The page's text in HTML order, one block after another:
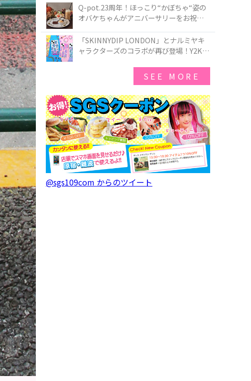
50周年アニバーサリーイヤー』を記念し
たコレクションが登場
Q-pot.23周年！ほっこり“かぼちゃ“姿の
オバケちゃんがアニバーサリーをお祝い
ー」が新発売！Q-pot CAFE.では「かぼち
ゃのオバケーキプレート」も登場
「SKINNYDIP LONDON」とナルミヤキ
ャラクターズのコラボが再び登場！Y2Kム
SEE MORE
@sgs109com からのツイート